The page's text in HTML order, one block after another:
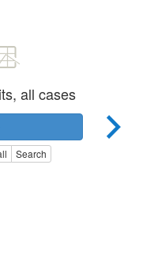
all cases
Search